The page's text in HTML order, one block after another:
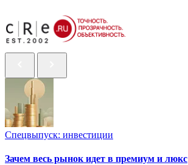
Спецвыпуск: инвестиции
Зачем весь рынок идет в премиум и люкс